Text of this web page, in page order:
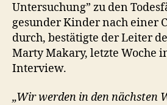
Untersuchung” zu den
gesunder Kinder nach einer
durch, bestätigte der Leiter
Marty Makary, letzte Woche
Interview.
„Wir werden in den nächsten